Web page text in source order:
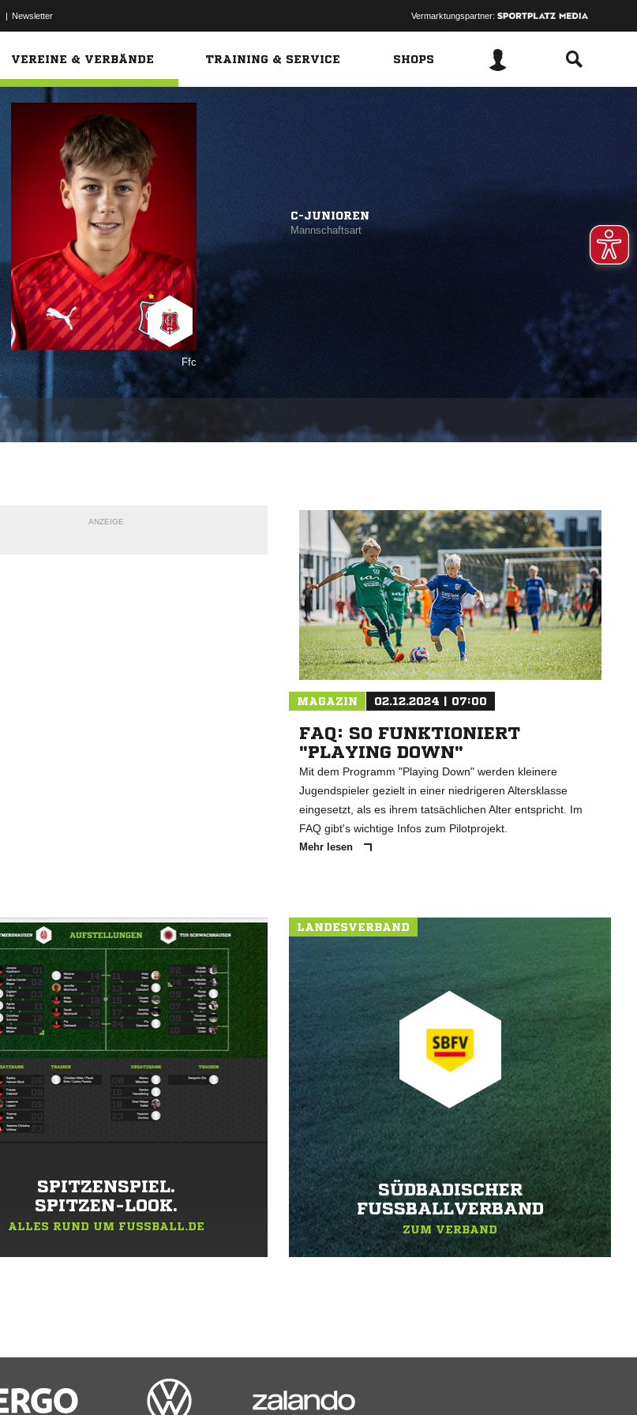
| Newsletter Vermarktungspartner:
VEREINE & VERBÄNDE TRAINING & SERVICE SHOPS
Ffc
C-JUNIOREN
Mannschaftsart
ANZEIGE
MAGAZIN 02.12.2024 | 07:00
FAQ: SO FUNKTIONIERT
"PLAYING DOWN"
Mit dem Programm "Playing Down" werden kleinere
Jugendspieler gezielt in einer niedrigeren Altersklasse
eingesetzt, als es ihrem tatsächlichen Alter entspricht. Im
FAQ gibt's wichtige Infos zum Pilotprojekt.
Mehr lesen
SPITZENSPIEL.
SPITZEN-LOOK.
ALLES RUND UM FUSSBALL.DE
LANDESVERBAND
SÜDBADISCHER
FUSSBALLVERBAND
ZUM VERBAND